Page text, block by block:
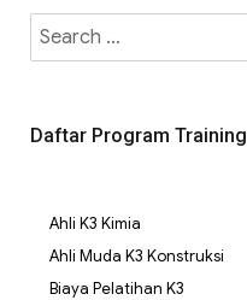
Daftar Program Training
Ahli K3 Kimia
Ahli Muda K3 Konstruksi
Biaya Pelatihan K3